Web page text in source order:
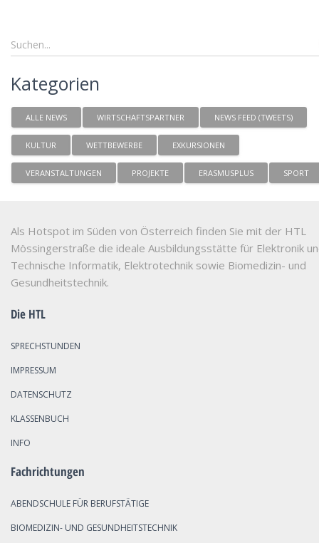
Kategorien
ALLE NEWS WIRTSCHAFTSPARTNER NEWS FEED (TWEETS)
KULTUR WETTBEWERBE EXKURSIONEN
VERANSTALTUNGEN PROJEKTE ERASMUSPLUS SPORT
Als Hotspot im Süden von Österreich finden Sie mit der HTL
Mössingerstraße die ideale Ausbildungsstätte für Elektronik
Technische Informatik, Elektrotechnik sowie Biomedizin- und
Gesundheitstechnik.
Die HTL
SPRECHSTUNDEN
IMPRESSUM
DATENSCHUTZ
KLASSENBUCH
INFO
Fachrichtungen
ABENDSCHULE FÜR BERUFSTÄTIGE
BIOMEDIZIN- UND GESUNDHEITSTECHNIK